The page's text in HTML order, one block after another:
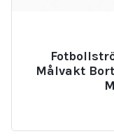
Målvakt